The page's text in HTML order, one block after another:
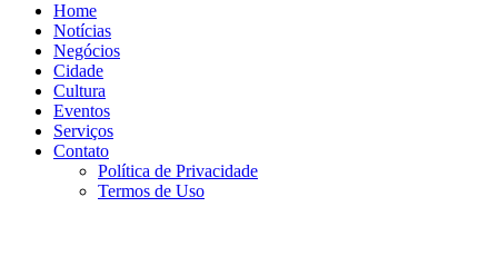
Home
Notícias
Negócios
Cidade
Cultura
Eventos
Serviços
Contato
Política de Privacidade
Termos de Uso